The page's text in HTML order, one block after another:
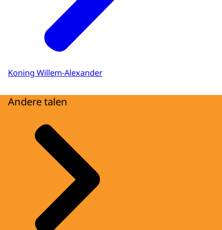
Koning Willem-Alexander
Andere talen